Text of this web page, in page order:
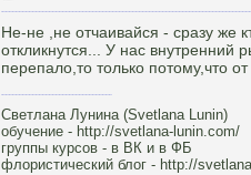
Не-не ,не отчаивайся - сразу же
откликнутся... У нас внутренний
перепало,то только потому,что
Светлана Лунина (Svetlana Lunin)
обучение - http://svetlana-lunin.com/
группы курсов - в ВК и в ФБ
флористический блог - http://